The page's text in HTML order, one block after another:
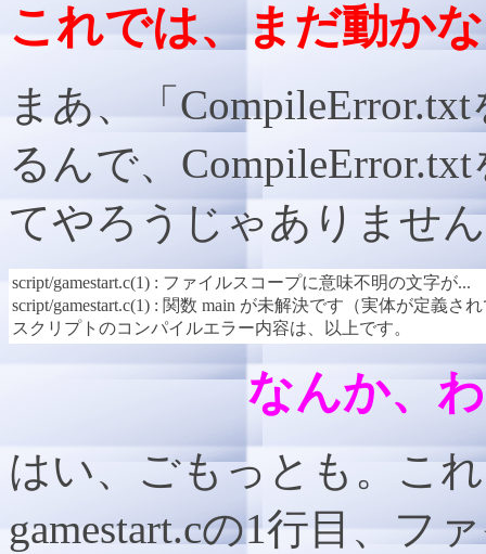
これでは、まだ動か
まあ、「
るんで、
てやろうじゃありませ
script/gamestart.c(1) : ファイルスコープに意味不明の文字が...
script/gamestart.c(1) : 関数 main が未解決です（実体が定義さ
スクリプトのコンパイルエラー内容は、以上です。
なんか、
はい、ごもっとも。こ
gamestart.cの1行目、フ